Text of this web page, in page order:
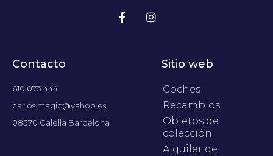
Contacto
610 073 444
carlos.magic@yahoo.es
08370 Calella Barcelona
Sitio web
Coches
Recambios
Objetos de
colección
Alquiler de